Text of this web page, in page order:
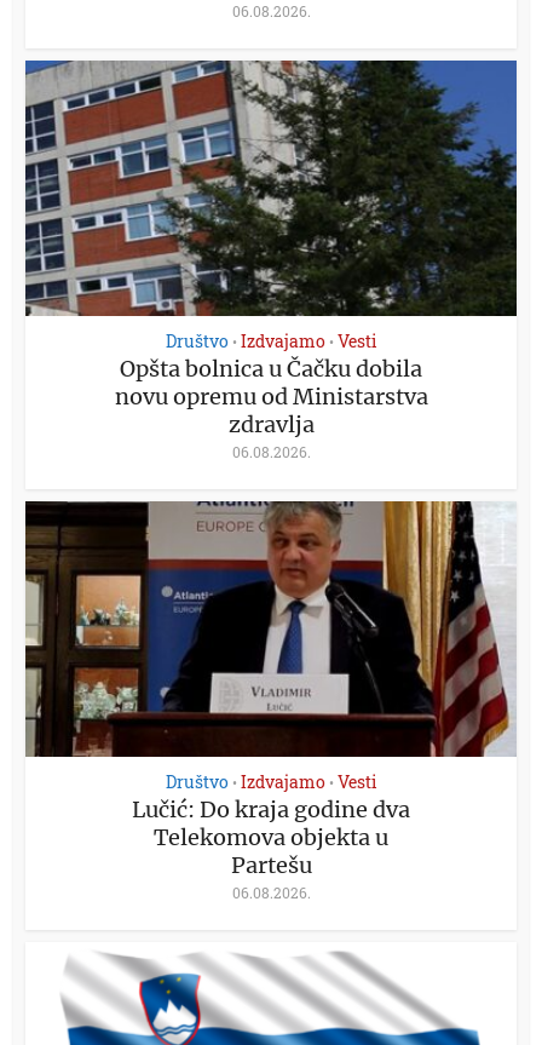
06.08.2026.
Društvo • Izdvajamo • Vesti
Opšta bolnica u Čačku dobila
novu opremu od Ministarstva
zdravlja
06.08.2026.
Društvo • Izdvajamo • Vesti
Lučić: Do kraja godine dva
Telekomova objekta u
Partešu
06.08.2026.